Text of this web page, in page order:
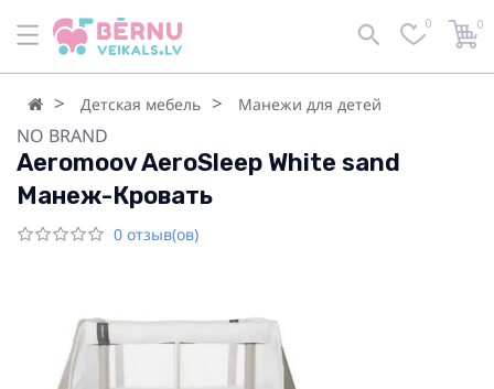
0 0
Детская мебель Манежи для детей
NO BRAND
Aeromoov AeroSleep White sand
Манеж-Кровать
0 отзыв(ов)